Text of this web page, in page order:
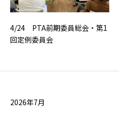
4/24 PTA前期委員総会・第1
回定例委員会
2026年7月